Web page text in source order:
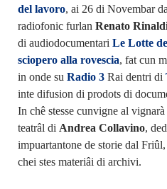
del lavoro, ai 26 di Novembar
radiofonic furlan Renato
di audiodocumentari Le Lotte
sciopero alla rovescia, fat cun
in onde su Radio 3Rai dentri di
inte difusion di prodots di
In chê stesse cunvigne al
teatrâl di Andrea Collavino,
impuartantone de storie dal
chei stes materiâi di archivi.